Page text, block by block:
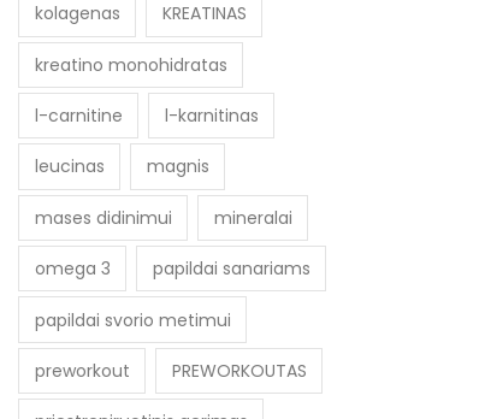
kolagenas KREATINAS
kreatino monohidratas
l-carnitine l-karnitinas
leucinas magnis
mases didinimui mineralai
omega 3 papildai sanariams
papildai svorio metimui
preworkout PREWORKOUTAS